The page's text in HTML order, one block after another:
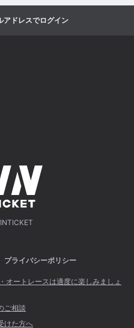
アドレスでログイン
プライバシーポリシー
オートレースは適度に楽しみましょ
ご相談
けた方へ